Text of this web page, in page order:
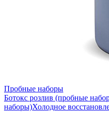
Пробные наборы
Ботокс розлив (пробные
наборы)Холодное